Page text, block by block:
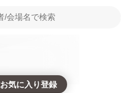
お気に入り登録